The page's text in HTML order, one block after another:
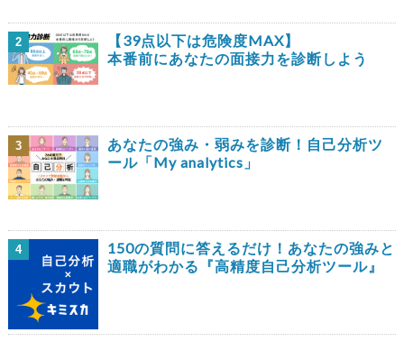
2
【39点以下は危険度MAX】
本番前にあなたの面接力を診断しよう
3
あなたの強み・弱みを診断！自己分析ツ
ール「My analytics」
4
150の質問に答えるだけ！あなたの強みと
適職がわかる『高精度自己分析ツール』